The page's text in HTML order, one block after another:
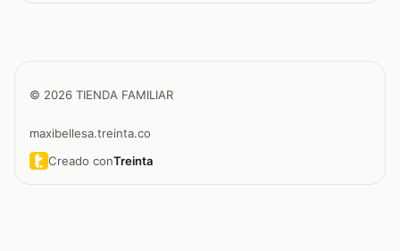
© 2026 TIENDA FAMILIAR
maxibellesa.treinta.co
Creado conTreinta